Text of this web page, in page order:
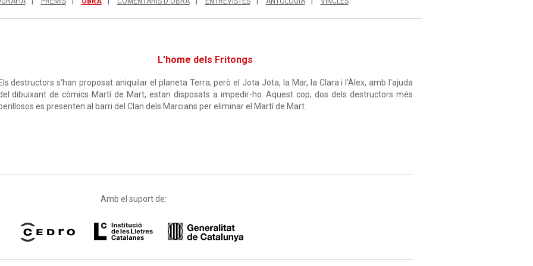
L'home dels Fritongs
Els destructors s'han proposat aniquilar el planeta Terra, però el Jota Jota, la Mar, la Clara i l'Àlex, amb l'ajuda
dibuixant de còmics Martí de Mart, estan disposats a impedir-ho. Aquest cop, dos dels destructors més
es presenten al barri del Clan dels Marcians per eliminar el Martí de Mart.
Amb el suport de: